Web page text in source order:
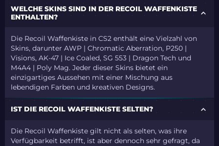
WELCHE SKINS SIND IN DER RECOIL WAFFENKISTE
ENTHALTEN?
Die Recoil Waffenkiste in CS2 enthält eine Vielzahl von
Skins, darunter AWP | Chromatic Aberration, P250 |
Visions, AK-47 | Ice Coaled, SG 553 | Dragon Tech und
M4A4 | Poly Mag. Jeder dieser Skins bietet ein
einzigartiges Aussehen mit einer Mischung aus
lebendigen Farben und kreativen Designs.
IST DIE RECOIL WAFFENKISTE SELTEN?
Die Recoil Waffenkiste gilt nicht als selten, was ihre
Verfügbarkeit betrifft, ist aber dennoch sehr gefragt, da